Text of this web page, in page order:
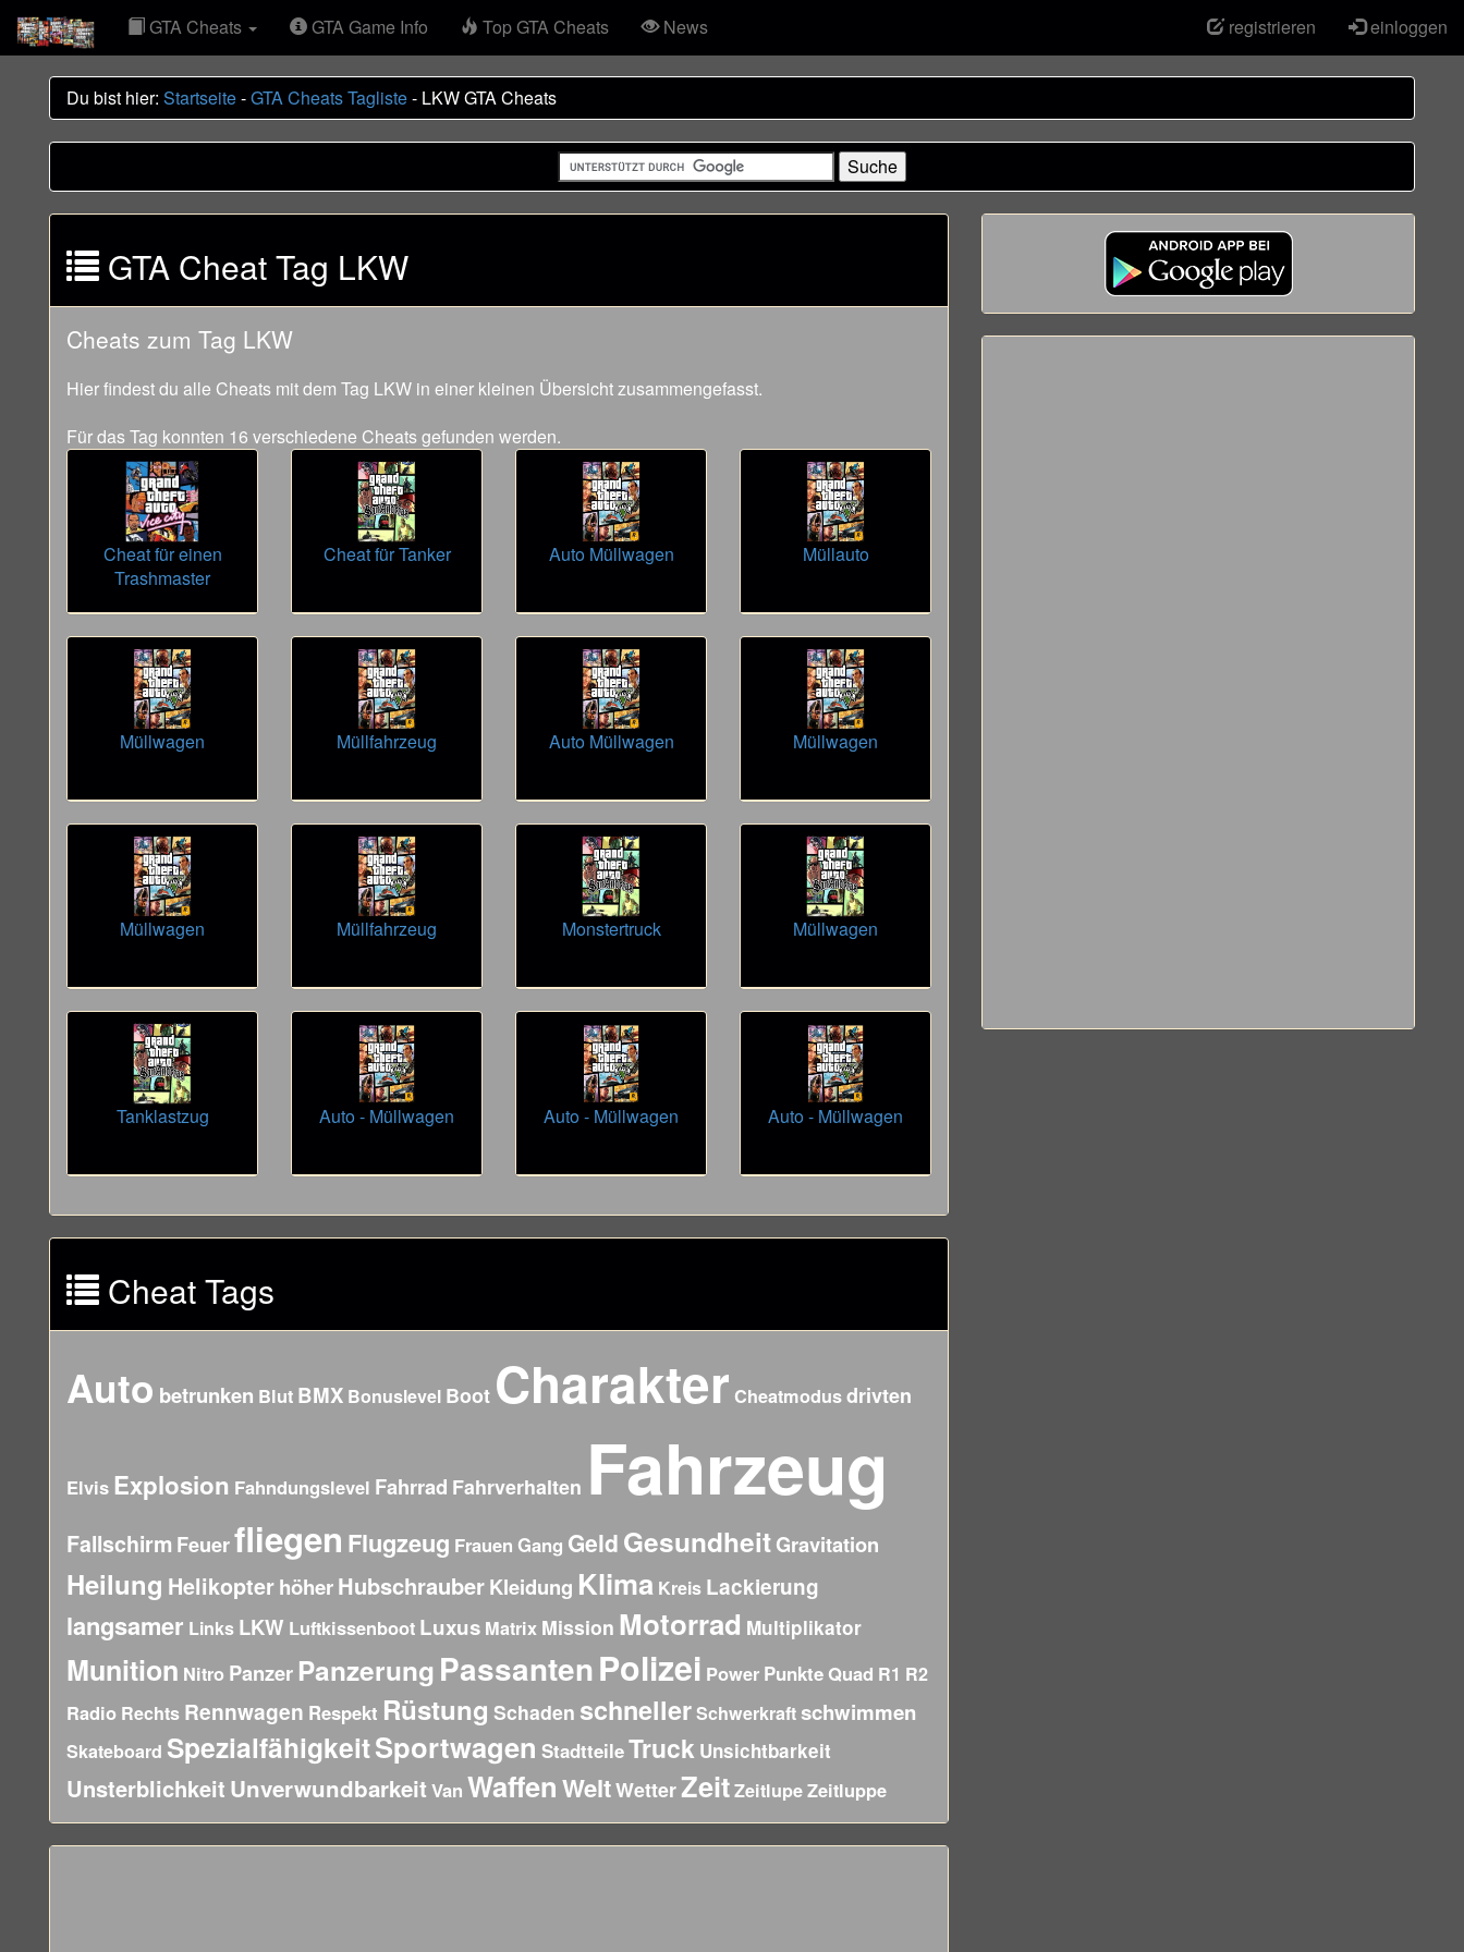
GTA Cheats GTA Game Info Top GTA Cheats News registrieren einloggen
Du bist hier: Startseite-GTA Cheats Tagliste- LKW GTA Cheats
GTA Cheat Tag LKW
Cheats zum Tag LKW
Hier findest du alle Cheats mit dem Tag LKW in einer kleinen Übersicht zusammengefasst.
Für das Tag konnten 16 verschiedene Cheats gefunden werden.
Cheat für einen
Trashmaster
Cheat für Tanker Auto Müllwagen Müllauto
Müllwagen Müllfahrzeug Auto Müllwagen Müllwagen
Müllwagen Müllfahrzeug Monstertruck Müllwagen
Tanklastzug Auto - Müllwagen Auto - Müllwagen Auto - Müllwagen
Cheat Tags
Auto betrunken Blut BMX Bonuslevel Boot Charakter Cheatmodusdrivten
Elvis Explosion Fahndungslevel Fahrrad Fahrverhalten Fahrzeug
Fallschirm Feuerfliegen Flugzeug Frauen Gang Geld GesundheitGravitation
Heilung HelikopterhöherHubschrauberKleidung Klima Kreis Lackierung
langsamer Links LKW Luftkissenboot Luxus Matrix Mission Motorrad Multiplikator
Munition Nitro Panzer Panzerung PassantenPolizei Power Punkte Quad R1 R2
Radio Rechts Rennwagen Respekt Rüstung Schaden schnellerSchwerkraftschwimmen
Skateboard SpezialfähigkeitSportwagen StadtteileTruck Unsichtbarkeit
Unsterblichkeit Unverwundbarkeit Van WaffenWeltWetterZeitZeitlupeZeitluppe